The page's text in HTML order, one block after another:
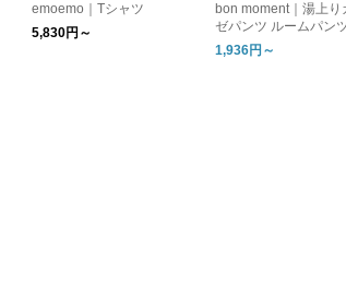
emoemo｜Tシャツ
5,830円～
bon moment｜湯上り
ゼパンツ ルームパン
1,936円～